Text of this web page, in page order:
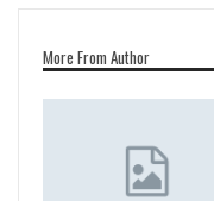
More From Author